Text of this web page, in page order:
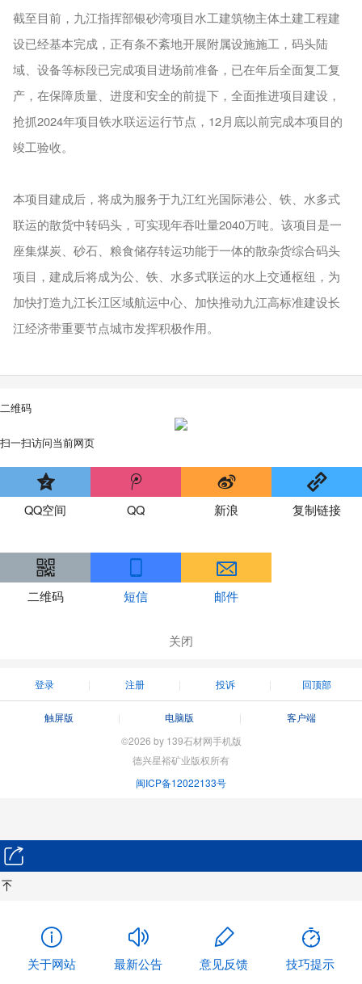
截至目前，九江指挥部银砂湾项目水工建筑物主体土建工程建
设已经基本完成，正有条不紊地开展附属设施施工，码头陆
域、设备等标段已完成项目进场前准备，已在年后全面复工复
产，在保障质量、进度和安全的前提下，全面推进项目建设，
抢抓2024年项目铁水联运运行节点，12月底以前完成本项目的
竣工验收。
本项目建成后，将成为服务于九江红光国际港公、铁、水多式
联运的散货中转码头，可实现年吞吐量2040万吨。该项目是一
座集煤炭、砂石、粮食储存转运功能于一体的散杂货综合码头
项目，建成后将成为公、铁、水多式联运的水上交通枢纽，为
加快打造九江长江区域航运中心、加快推动九江高标准建设长
江经济带重要节点城市发挥积极作用。
二维码
扫一扫访问当前网页
QQ空间 QQ 新浪 复制链接
二维码 短信 邮件
关闭
登录 注册 投诉 回顶部
触屏版 电脑版
客户端
©2026 by 139石材网手机版
德兴星裕矿业版权所有
闽ICP备12022133号
关于网站 最新公告 意见反馈 技巧提示